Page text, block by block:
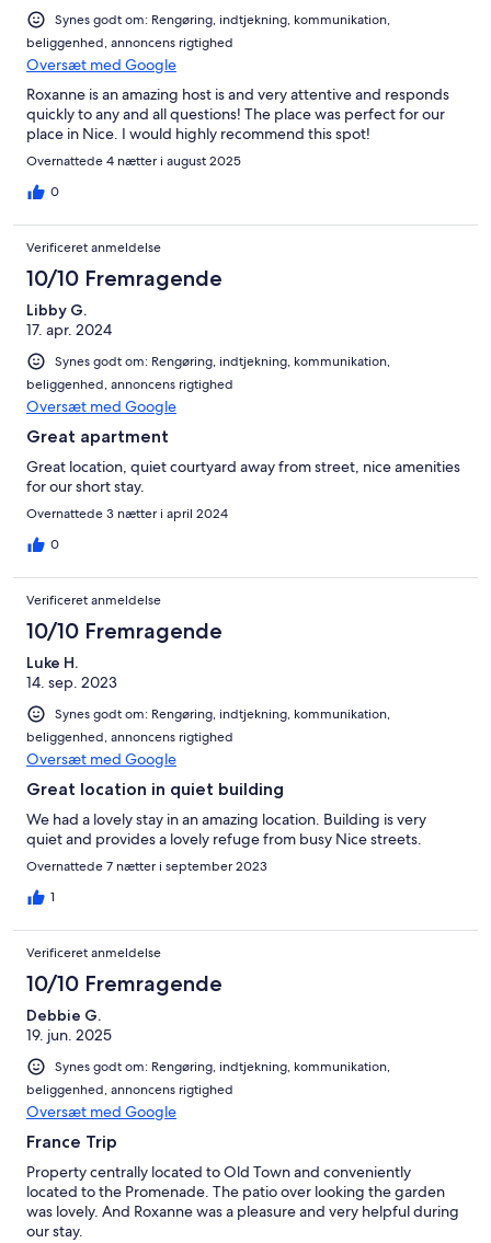
Synes godt om: Rengøring, indtjekning, kommunikation,
beliggenhed, annoncens rigtighed
Oversæt med Google
Roxanne is an amazing host is and very attentive and responds
quickly to any and all questions! The place was perfect for our
place in Nice. I would highly recommend this spot!
Overnattede 4 nætter i august 2025
0
Verificeret anmeldelse
10/10 Fremragende
Libby G.
17. apr. 2024
Synes godt om: Rengøring, indtjekning, kommunikation,
beliggenhed, annoncens rigtighed
Oversæt med Google
Great apartment
Great location, quiet courtyard away from street, nice amenities
for our short stay.
Overnattede 3 nætter i april 2024
0
Verificeret anmeldelse
10/10 Fremragende
Luke H.
14. sep. 2023
Synes godt om: Rengøring, indtjekning, kommunikation,
beliggenhed, annoncens rigtighed
Oversæt med Google
Great location in quiet building
We had a lovely stay in an amazing location. Building is very
quiet and provides a lovely refuge from busy Nice streets.
Overnattede 7 nætter i september 2023
1
Verificeret anmeldelse
10/10 Fremragende
Debbie G.
19. jun. 2025
Synes godt om: Rengøring, indtjekning, kommunikation,
beliggenhed, annoncens rigtighed
Oversæt med Google
France Trip
Property centrally located to Old Town and conveniently
located to the Promenade. The patio over looking the garden
was lovely. And Roxanne was a pleasure and very helpful during
our stay.